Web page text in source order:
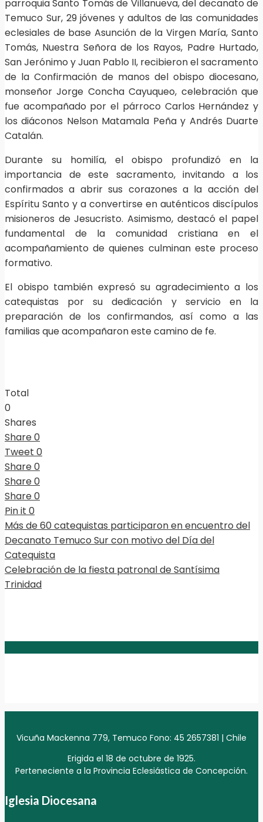
parroquia Santo Tomás de Villanueva, del decanato de
Temuco Sur, 29 jóvenes y adultos de las comunidades
eclesiales de base Asunción de la Virgen María, Santo
Tomás, Nuestra Señora de los Rayos, Padre Hurtado,
San Jerónimo y Juan Pablo II, recibieron el sacramento
de la Confirmación de manos del obispo diocesano,
monseñor Jorge Concha Cayuqueo, celebración que
fue acompañado por el párroco Carlos Hernández y
los diáconos Nelson Matamala Peña y Andrés Duarte
Catalán.
Durante su homilía, el obispo profundizó en la
importancia de este sacramento, invitando a los
confirmados a abrir sus corazones a la acción del
Espíritu Santo y a convertirse en auténticos discípulos
misioneros de Jesucristo. Asimismo, destacó el papel
fundamental de la comunidad cristiana en el
acompañamiento de quienes culminan este proceso
formativo.
El obispo también expresó su agradecimiento a los
catequistas por su dedicación y servicio en la
preparación de los confirmandos, así como a las
familias que acompañaron este camino de fe.
Total
0
Shares
Share0
Tweet 0
Share0
Share0
Share0
Pin it 0
Más de 60 catequistas participaron en encuentro del
Decanato Temuco Sur con motivo del Día del
Catequista
Celebración de la fiesta patronal de Santísima
Trinidad
Vicuña Mackenna 779, Temuco Fono: 45 2657381 | Chile
Erigida el 18 de octubre de 1925.
Perteneciente a la Provincia Eclesiástica de Concepción.
Iglesia Diocesana